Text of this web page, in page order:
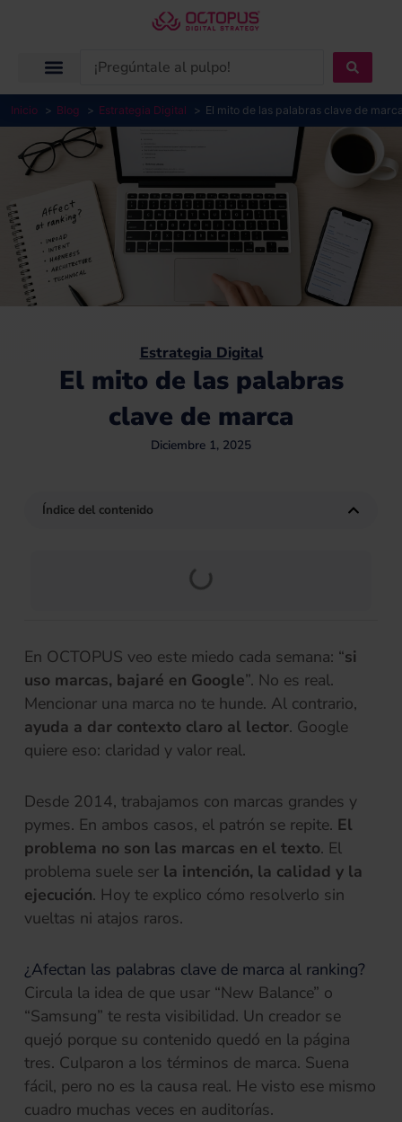
Search
Inicio Blog Estrategia Digital El mito de las palabras clave de
Estrategia Digital
El mito de las palabras
clave de marca
Diciembre 1, 2025
Índice del contenido
En OCTOPUS veo este miedo cada semana: “si
uso marcas, bajaré en Google”. No es real.
Mencionar una marca no te hunde. Al contrario,
ayuda a dar contexto claro al lector. Google
quiere eso: claridad y valor real.
Desde 2014, trabajamos con marcas grandes y
pymes. En ambos casos, el patrón se repite. El
problema no son las marcas en el texto. El
problema suele ser la intención, la calidad y la
ejecución. Hoy te explico cómo resolverlo sin
vueltas ni atajos raros.
¿Afectan las palabras clave de marca al ranking?
Circula la idea de que usar “New Balance” o
“Samsung” te resta visibilidad. Un creador se
quejó porque su contenido quedó en la página
tres. Culparon a los términos de marca. Suena
fácil, pero no es la causa real. He visto ese mismo
cuadro muchas veces en auditorías.